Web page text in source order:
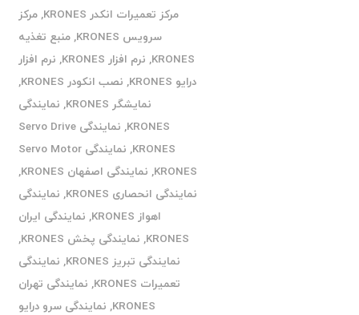
مرکز تعمیرات انکدر KRONES
,مرکز
سرویس KRONES
,منبع تغذیه
KRONES
, نرم افزار KRONES , نرم افزار
درایو KRONES
, نصب انکودر KRONES
,
نمایشگر KRONES
, نمایندگی
KRONES
,
نمایندگی Servo Drive
KRONES
,
نمایندگی Servo Motor
KRONES
, نمایندگی اصفهان KRONES
,
نمایندگی انحصاری KRONES
, نمایندگی
اهواز KRONES
, نمایندگی ایران
KRONES
, نمایندگی پخش KRONES
,
نمایندگی تبریز KRONES
, نمایندگی
تعمیرات KRONES
, نمایندگی تهران
KRONES
, نمایندگی سرو درایو